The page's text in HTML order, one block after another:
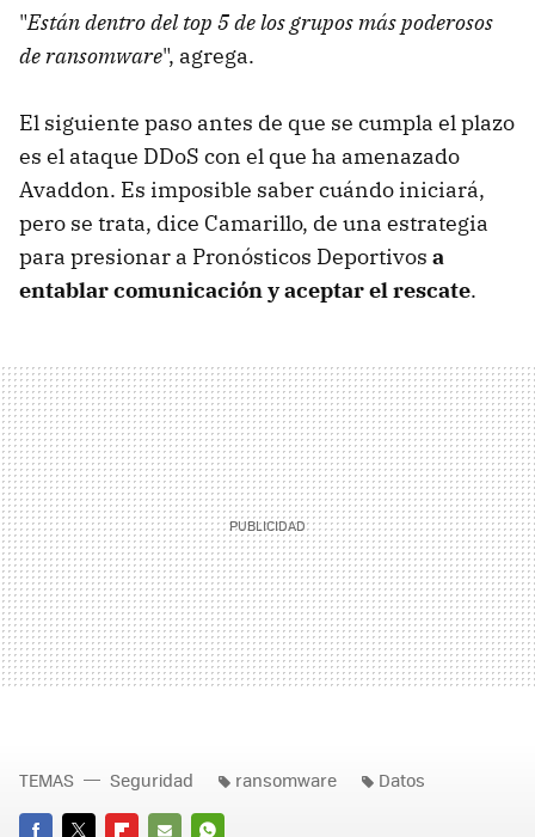
"Están dentro del top 5 de los grupos más poderosos
de ransomware", agrega.
El siguiente paso antes de que se cumpla el plazo
es el ataque DDoS con el que ha amenazado
Avaddon. Es imposible saber cuándo iniciará,
pero se trata, dice Camarillo, de una estrategia
para presionar a Pronósticos Deportivos a
entablar comunicación y aceptar el rescate.
TEMAS Seguridad ransomware Datos